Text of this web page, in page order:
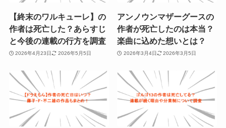
【終末のワルキューレ】の
作者は死亡した？あらすじ
と今後の連載の行方を調査
2026年4月23日 2026年5月5日
アンノウンマザーグースの
作者が死亡したのは本当？
楽曲に込めた想いとは？
2026年3月4日 2026年3月5日